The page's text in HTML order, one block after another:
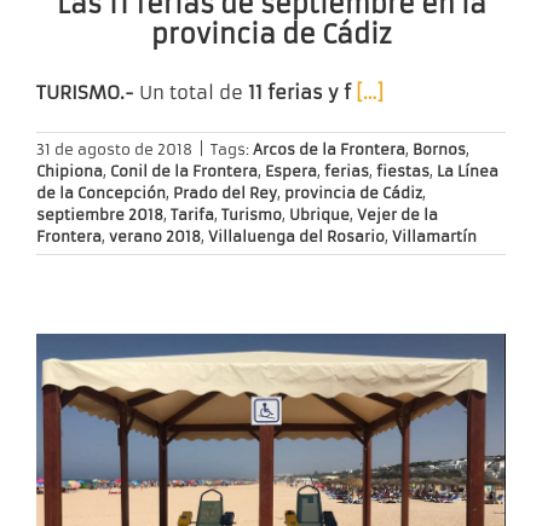
provincia de Cádiz
TURISMO.- Un total de 11 ferias y f […]
31 de agosto de 2018 Tags: Arcos de la Frontera, Bornos,
Chipiona, Conil de la Frontera, Espera, ferias, fiestas, La Línea
de la Concepción, Prado del Rey, provincia de Cádiz,
septiembre 2018, Tarifa, Turismo, Ubrique, Vejer de la
Frontera, verano 2018, Villaluenga del Rosario, Villamartín